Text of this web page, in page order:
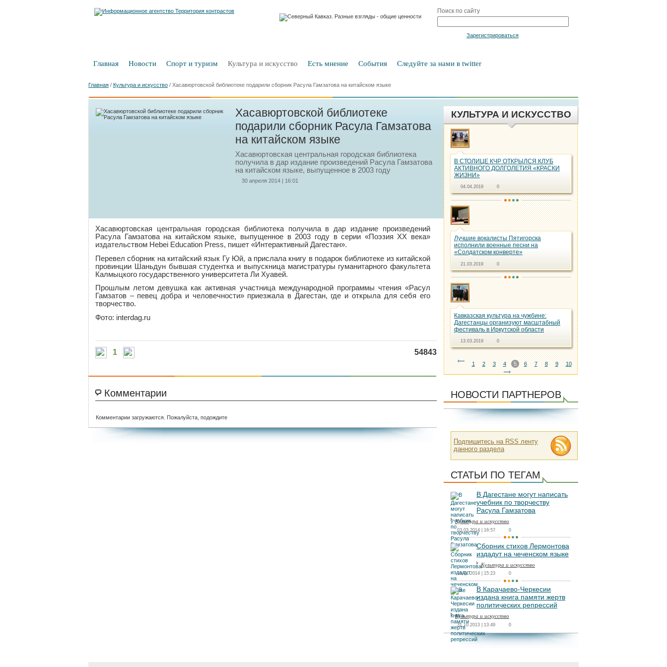
Поиск по сайту
Зарегистрироваться
Главная Новости Спорт и туризм Культура и искусство Есть мнение События Следуйте за нами в twitter
Главная / Культура и искусство / Хасавюртовской библиотеке подарили сборник Расула Гамзатова на китайском языке
Хасавюртовской библиотеке
подарили сборник Расула Гамзатова
на китайском языке
Хасавюртовская центральная городская библиотека
получила в дар издание произведений Расула Гамзатова
на китайском языке, выпущенное в 2003 году
30 апреля 2014 | 16:01
Хасавюртовская центральная городская библиотека получила в дар издание произведений
Расула Гамзатова на китайском языке, выпущенное в 2003 году в серии «Поэзия XX века»
издательством Hebei Education Press, пишет «Интерактивный Дагестан».
Перевел сборник на китайский язык Гу Юй, а прислала книгу в подарок библиотеке из китайской
провинции Шаньдун бывшая студентка и выпускница магистратуры гуманитарного факультета
Калмыцкого государственного университета Ли Хуавей.
Прошлым летом девушка как активная участница международной программы чтения «Расул
Гамзатов – певец добра и человечности» приезжала в Дагестан, где и открыла для себя его
творчество.
Фото: interdag.ru
1 54843
Комментарии
Комментарии загружаются. Пожалуйста, подождите
КУЛЬТУРА И ИСКУССТВО
В СТОЛИЦЕ КЧР ОТКРЫЛСЯ КЛУБ
АКТИВНОГО ДОЛГОЛЕТИЯ «КРАСКИ
ЖИЗНИ»
04.04.2019 0
Лучшие вокалисты Пятигорска
исполнили военные песни на
«Солдатском конверте»
21.03.2019 0
Кавказская культура на чужбине:
Дагестанцы организуют масштабный
фестиваль в Иркутской области
13.03.2019 0
1 2 3 4 5 6 7 8 9 10
НОВОСТИ ПАРТНЕРОВ
Подпишитесь на RSS ленту
данного раздела
СТАТЬИ ПО ТЕГАМ
В Дагестане могут написать
учебник по творчеству
Расула Гамзатова
Культура и искусство
03.03.2014 | 16:57 0
Сборник стихов Лермонтова
издадут на чеченском языке
Культура и искусство
11.01.2014 | 15:23 0
В Карачаево-Черкесии
издана книга памяти жертв
политических репрессий
Культура и искусство
31.10.2013 | 13:49 0